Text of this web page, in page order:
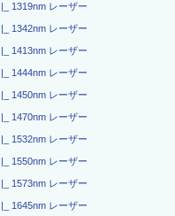
|_ 1319nm レーザー
|_ 1342nm レーザー
|_ 1413nm レーザー
|_ 1444nm レーザー
|_ 1450nm レーザー
|_ 1470nm レーザー
|_ 1532nm レーザー
|_ 1550nm レーザー
|_ 1573nm レーザー
|_ 1645nm レーザー